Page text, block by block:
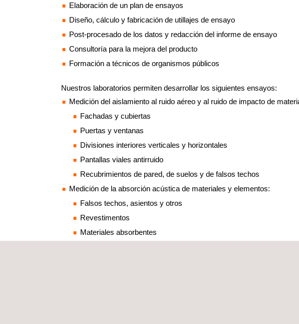
Elaboración de un plan de ensayos
Diseño, cálculo y fabricación de utillajes de ensayo
Post-procesado de los datos y redacción del informe de ensayo
Consultoría para la mejora del producto
Formación a técnicos de organismos públicos
Nuestros laboratorios permiten desarrollar los siguientes ensayos:
Medición del aislamiento al ruido aéreo y al ruido de impacto de
Fachadas y cubiertas
Puertas y ventanas
Divisiones interiores verticales y horizontales
Pantallas viales antirruido
Recubrimientos de pared, de suelos y de falsos techos
Medición de la absorción acústica de materiales y elementos:
Falsos techos, asientos y otros
Revestimentos
Materiales absorbentes